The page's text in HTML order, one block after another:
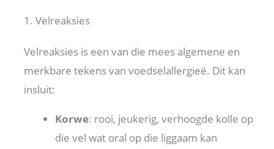
1. Velreaksies
Velreaksies is een van die mees algemene en
merkbare tekens van voedselallergieë. Dit kan
insluit:
Korwe: rooi, jeukerig, verhoogde kolle op
die vel wat oral op die liggaam kan